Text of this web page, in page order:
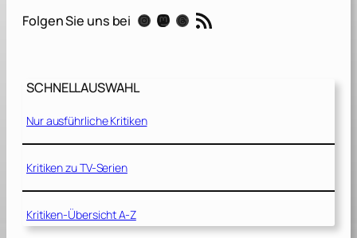
[
1
Folgen Sie uns bei Instagram Mastodon Threads RSS-Feed
SCHNELLAUSWAHL
Nur ausführliche Kritiken
Kritiken zu TV-Serien
Kritiken-Übersicht A-Z